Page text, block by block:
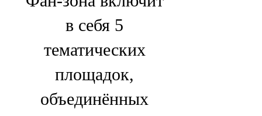
в себя 5
тематических
площадок,
объединённых